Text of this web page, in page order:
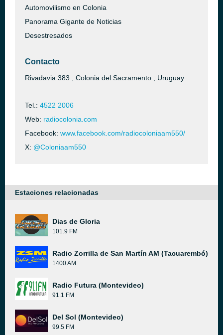
Automovilismo en Colonia
Panorama Gigante de Noticias
Desestresados
Contacto
Rivadavia 383 , Colonia del Sacramento , Uruguay
Tel.: 4522 2006
Web: radiocolonia.com
Facebook: www.facebook.com/radiocoloniaam550/
X: @Coloniaam550
Estaciones relacionadas
Dias de Gloria
101.9 FM
Radio Zorrilla de San Martín AM (Tacuarembó)
1400 AM
Radio Futura (Montevideo)
91.1 FM
Del Sol (Montevideo)
99.5 FM